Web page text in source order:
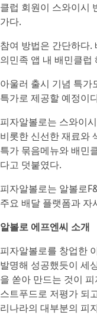
클럽 회원이 스와이시
가다.
참여 방법은 간단하다
의민족 앱 내 배민클럽
아울러 출시 기념 특가
특가로 제공할 예정이
피자알볼로는 스와이
비롯한 신선한 재료와
특가 묶음메뉴와 배민
다고 덧붙였다.
피자알볼로는 알볼로
주요 배달 플랫폼과
알볼로 에프엔씨 소개
피자알볼로를 창업한
발명해 성공했듯이 세
을 쏟아 만드는 것이
스트푸드로 저평가 되
리나라의 대부분의 피